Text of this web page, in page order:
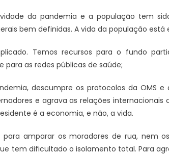
da pandemia e a população tem
bem definidas. A vida da população está
Temos recursos para o fundo
para as redes públicas de saúde;
descumpre os protocolos da OMS
e agrava as relações internacionais
é a economia, e não, a vida.
amparar os moradores de rua, nem
tem dificultado o isolamento total. Para
está
vítima na nova rotatória do Calu